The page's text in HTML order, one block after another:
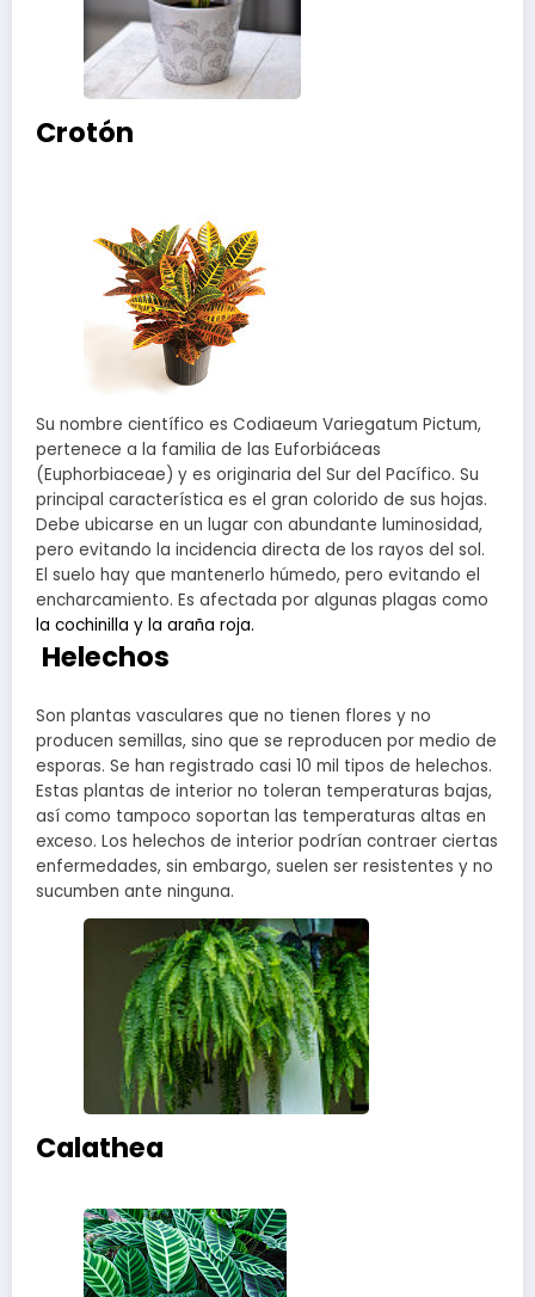
Crotón
Su nombre científico es Codiaeum Variegatum Pictum,
pertenece a la familia de las Euforbiáceas
(Euphorbiaceae) y es originaria del Sur del Pacífico. Su
principal característica es el gran colorido de sus hojas.
Debe ubicarse en un lugar con abundante luminosidad,
pero evitando la incidencia directa de los rayos del sol.
El suelo hay que mantenerlo húmedo, pero evitando el
encharcamiento. Es afectada por algunas plagas como
la cochinilla y la araña roja.
Helechos
Son plantas vasculares que no tienen flores y no
producen semillas, sino que se reproducen por medio de
esporas. Se han registrado casi 10 mil tipos de helechos.
Estas plantas de interior no toleran temperaturas bajas,
así como tampoco soportan las temperaturas altas en
exceso. Los helechos de interior podrían contraer ciertas
enfermedades, sin embargo, suelen ser resistentes y no
sucumben ante ninguna.
Calathea